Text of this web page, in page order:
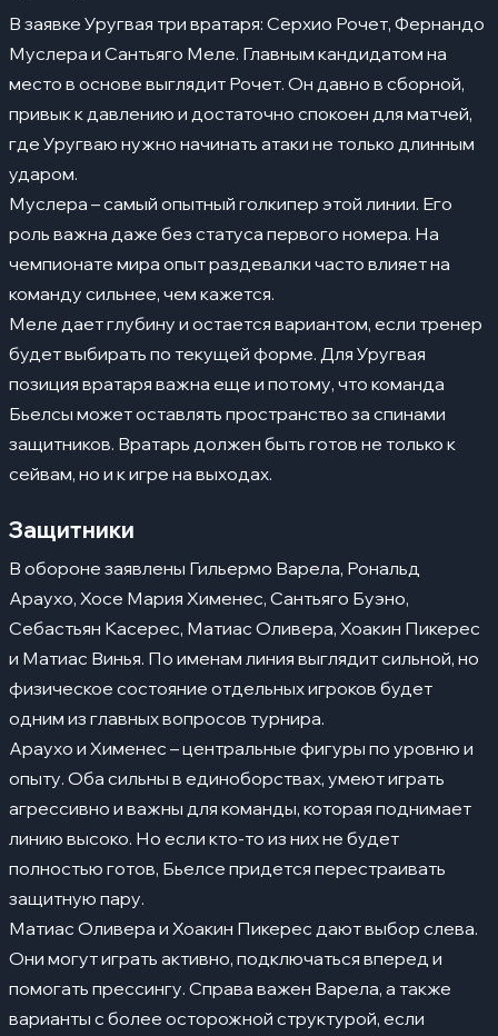
В заявке Уругвая три вратаря: Серхио Рочет, Фернандо
Муслера и Сантьяго Меле. Главным кандидатом на
место в основе выглядит Рочет. Он давно в сборной,
привык к давлению и достаточно спокоен для матчей,
где Уругваю нужно начинать атаки не только длинным
ударом.
Муслера – самый опытный голкипер этой линии. Его
роль важна даже без статуса первого номера. На
чемпионате мира опыт раздевалки часто влияет на
команду сильнее, чем кажется.
Меле дает глубину и остается вариантом, если тренер
будет выбирать по текущей форме. Для Уругвая
позиция вратаря важна еще и потому, что команда
Бьелсы может оставлять пространство за спинами
защитников. Вратарь должен быть готов не только к
сейвам, но и к игре на выходах.
Защитники
В обороне заявлены Гильермо Варела, Рональд
Араухо, Хосе Мария Хименес, Сантьяго Буэно,
Себастьян Касерес, Матиас Оливера, Хоакин Пикерес
и Матиас Винья. По именам линия выглядит сильной, но
физическое состояние отдельных игроков будет
одним из главных вопросов турнира.
Араухо и Хименес – центральные фигуры по уровню и
опыту. Оба сильны в единоборствах, умеют играть
агрессивно и важны для команды, которая поднимает
линию высоко. Но если кто-то из них не будет
полностью готов, Бьелсе придется перестраивать
защитную пару.
Матиас Оливера и Хоакин Пикерес дают выбор слева.
Они могут играть активно, подключаться вперед и
помогать прессингу. Справа важен Варела, а также
варианты с более осторожной структурой, если